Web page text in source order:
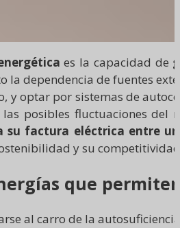
es la capacidad de
la dependencia de fuentes
y optar por sistemas de
posibles fluctuaciones del
su factura eléctrica entre
y su
que
al carro de la